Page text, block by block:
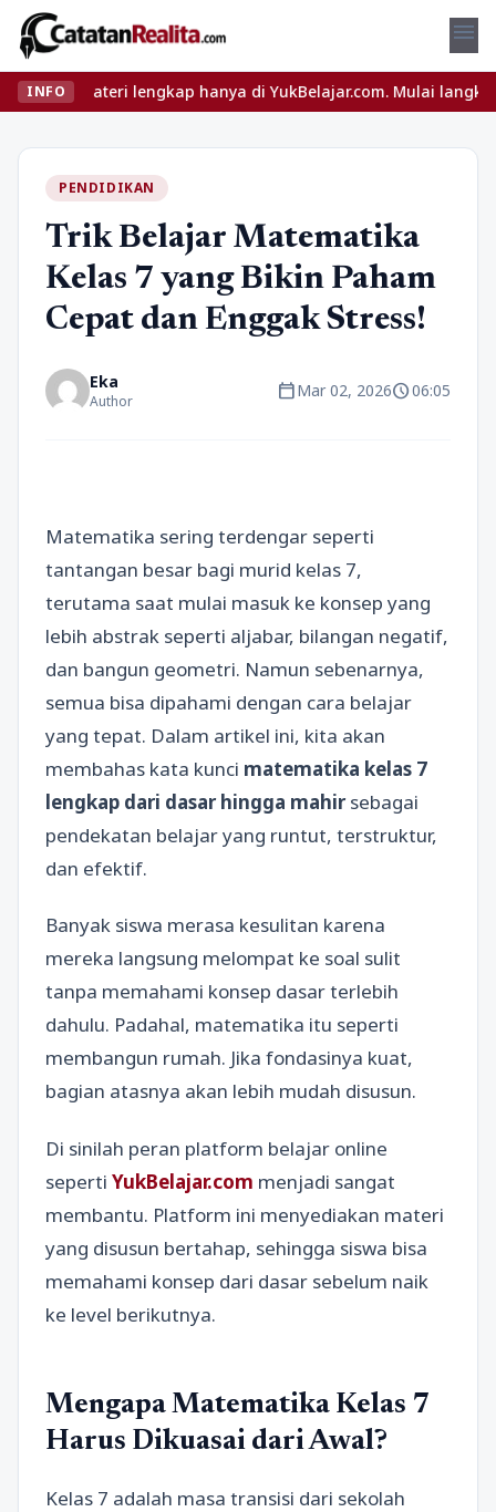
menu
INFO
lengkap hanya di YukBelajar.com. Mulai langkah
PENDIDIKAN
Trik Belajar Matematika
Kelas 7 yang Bikin Paham
Cepat dan Enggak Stress!
Eka
Author calendar_todayMar 02, 2026schedule06:05
Matematika sering terdengar seperti
tantangan besar bagi murid kelas 7,
terutama saat mulai masuk ke konsep yang
lebih abstrak seperti aljabar, bilangan negatif,
dan bangun geometri. Namun sebenarnya,
semua bisa dipahami dengan cara belajar
yang tepat. Dalam artikel ini, kita akan
membahas kata kunci matematika kelas 7
lengkap dari dasar hingga mahirsebagai
pendekatan belajar yang runtut, terstruktur,
dan efektif.
Banyak siswa merasa kesulitan karena
mereka langsung melompat ke soal sulit
tanpa memahami konsep dasar terlebih
dahulu. Padahal, matematika itu seperti
membangun rumah. Jika fondasinya kuat,
bagian atasnya akan lebih mudah disusun.
Di sinilah peran platform belajar online
seperti YukBelajar.com menjadi sangat
membantu. Platform ini menyediakan materi
yang disusun bertahap, sehingga siswa bisa
memahami konsep dari dasar sebelum naik
ke level berikutnya.
Mengapa Matematika Kelas 7
Harus Dikuasai dari Awal?
Kelas 7 adalah masa transisi dari sekolah